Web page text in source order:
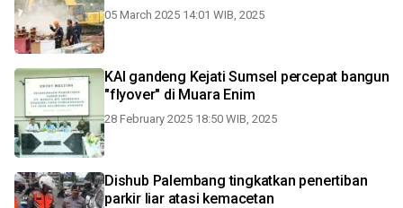
05 March 2025 14:01 WIB, 2025
KAI gandeng Kejati Sumsel percepat bangun
"flyover" di Muara Enim
28 February 2025 18:50 WIB, 2025
Dishub Palembang tingkatkan penertiban
parkir liar atasi kemacetan